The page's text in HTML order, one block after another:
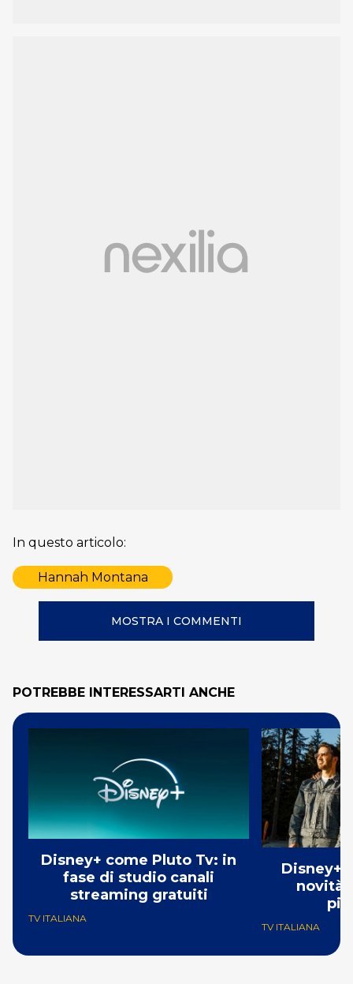
In questo articolo:
Hannah Montana
MOSTRA I COMMENTI
POTREBBE INTERESSARTI ANCHE
Disney+ come Pluto Tv: in
fase di studio canali
streaming gratuiti
TV ITALIANA
Disney+
novità
TV ITALIANA